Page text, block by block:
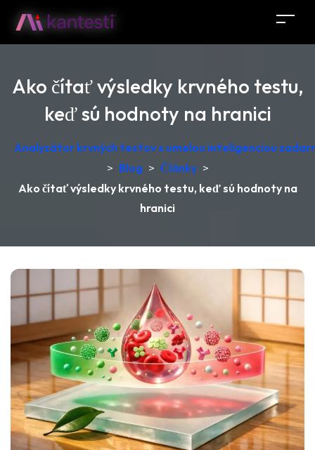
Ako čítať výsledky krvného testu,
keď sú hodnoty na hranici
Analyzátor krvných testov s umelou inteligenciou
> Blog > Články >
Ako čítať výsledky krvného testu, keď sú hodnoty na
hranici